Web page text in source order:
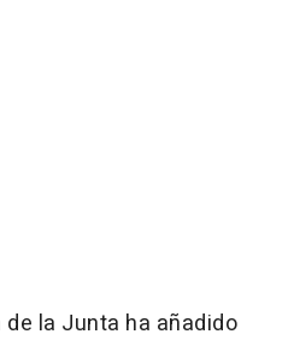
la Junta ha añadido